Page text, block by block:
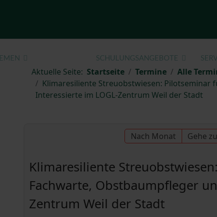
SCHULUNGSANGEBOTE
Aktuelle Seite: Startseite Termine
Alle
Klimaresiliente Streuobstwiesen: Pilotseminar
Interessierte im LOGL-Zentrum Weil der Stadt
Nach Monat Gehe
Klimaresiliente
Fachwarte, Obstbaumpfleger
Zentrum Weil der Stadt